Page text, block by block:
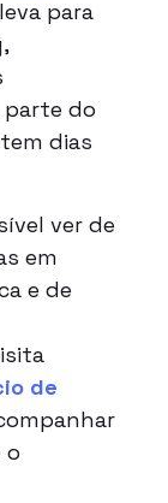
para
parte do
dias
ver de
em
e de
de
o